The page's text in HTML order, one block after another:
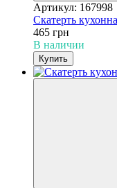
Артикул: 167998
Скатерть
465 грн
В наличии
Купить